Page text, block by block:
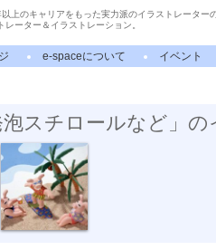
上のキャリアをもった実力派のイラストレーター
レーター＆イラストレーション。
e-spaceについて イベント
スチロールなど」の
ブタサーファー